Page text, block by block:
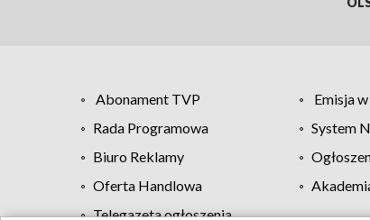
Abonament TVP Emisja
Rada Programowa
System
Biuro Reklamy
Oferta Handlowa
Telegazeta ogłoszenia